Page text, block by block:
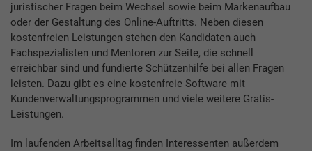
juristischer Fragen beim Wechsel sowie beim Markenaufbau
oder der Gestaltung des Online-Auftritts. Neben diesen
kostenfreien Leistungen stehen den Kandidaten auch
Fachspezialisten und Mentoren zur Seite, die schnell
erreichbar sind und fundierte Schützenhilfe bei allen Fragen
leisten. Dazu gibt es eine kostenfreie Software mit
Kundenverwaltungsprogrammen und viele weitere Gratis-
Leistungen.
Im laufenden Arbeitsalltag finden Interessenten außerdem